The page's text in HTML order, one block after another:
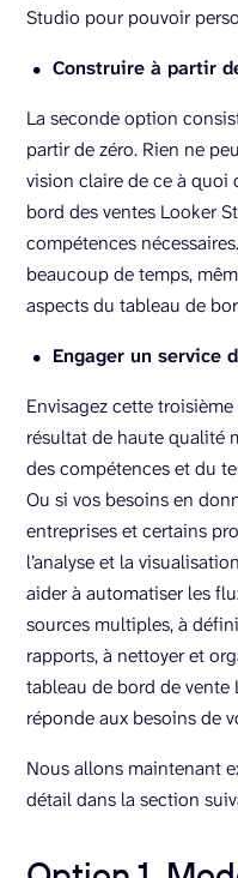
Studio pour pouvoir
Construire à partir
La seconde option
partir de zéro. Rien ne
vision claire de ce à quoi
bord des ventes Looker
compétences
beaucoup de temps,
aspects du tableau de
Engager un service
Envisagez cette
résultat de haute qualité
des compétences et du
Ou si vos besoins en
entreprises et certains
l’analyse et la
aider à automatiser les
sources multiples, à
rapports, à nettoyer et
tableau de bord de
réponde aux besoins de
Nous allons maintenant
détail dans la section